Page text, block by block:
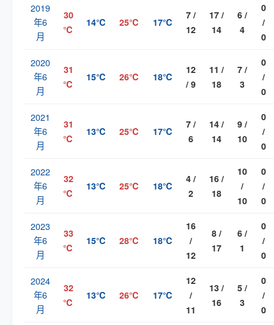
2019
年6
月
30
℃
14℃ 25℃ 17℃
7 /
12
17 /
14
6 /
4
0
/
0
2020
年6
月
31
℃
15℃ 26℃ 18℃
12
/ 9
11 /
18
7 /
3
0
/
0
2021
年6
月
31
℃
13℃ 25℃ 17℃
7 /
6
14 /
14
9 /
10
0
/
0
2022
年6
月
32
℃
13℃ 25℃ 18℃
4 /
2
16 /
18
10
/
10
0
/
0
2023
年6
月
33
℃
15℃ 28℃ 18℃
16
/
12
8 /
17
6 /
1
0
/
0
2024
年6
月
32
℃
13℃ 26℃ 17℃
12
/
11
13 /
16
5 /
3
0
/
0